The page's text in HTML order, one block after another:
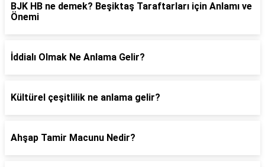
BJK HB ne demek? Beşiktaş Taraftarları için Anlamı ve
Önemi
İddialı Olmak Ne Anlama Gelir?
Kültürel çeşitlilik ne anlama gelir?
Ahşap Tamir Macunu Nedir?